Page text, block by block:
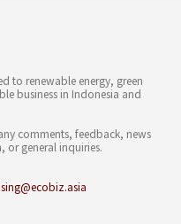
to renewable energy, green
business in Indonesia and
comments, feedback, news
or general inquiries.